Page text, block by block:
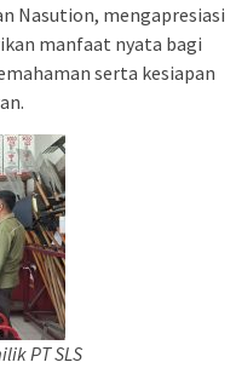
Nasution, mengapresiasi
manfaat nyata bagi
serta kesiapan
PT SLS